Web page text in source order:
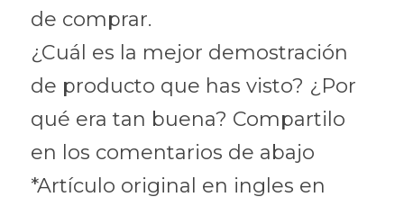
de comprar.
¿Cuál es la mejor demostración
de producto que has visto? ¿Por
qué era tan buena? Compartilo
en los comentarios de abajo